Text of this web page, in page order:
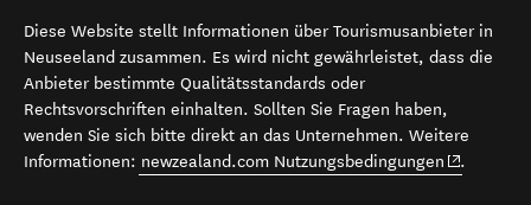
Diese Website stellt Informationen über Tourismusanbieter in
Neuseeland zusammen. Es wird nicht gewährleistet, dass die
Anbieter bestimmte Qualitätsstandards oder
Rechtsvorschriften einhalten. Sollten Sie Fragen haben,
wenden Sie sich bitte direkt an das Unternehmen. Weitere
Informationen: newzealand.com Nutzungsbedingungen (opens in
.